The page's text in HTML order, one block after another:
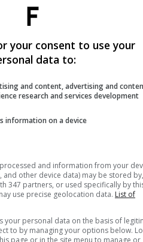
tú puedes’”, contó la
con una prenda de hombre que le
de ‘El Desafío’
your consent to use your
data to:
and content, advertising and
research and services development
information on a device
and information from your
and other device data) may be stored by,
347 partners, or used specifically by
use precise geolocation data. List of
your personal data on the basis of
to by managing your options below.
page or in the site menu to manage or